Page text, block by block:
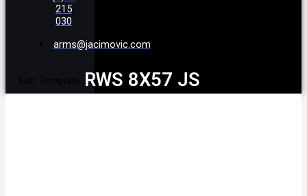
215
030
arms@jacimovic.com
Edit Template RWS 8X57 JS